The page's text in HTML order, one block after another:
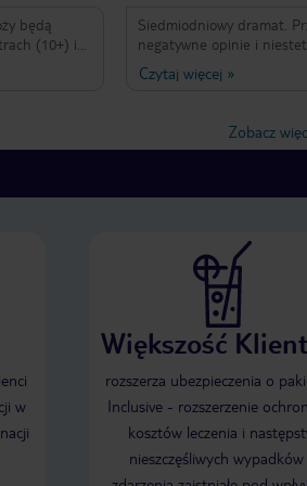
będą
(10+) i
na
płacono).
świetności
jednak
z Polski)
tego
tam swoje
z tym:
to TAK,
- jeśli
na
to NIE,
- jeśli
Siedmiodniowy dramat.
negatywne opinie i
zignorowałam. Hotel nie
przygotowany do
1. Pokoje i korytarze
wykładziny. 2. Zepsute
zimne i stałe to samo nie
zewnętrznego i krytego
remoncie. ZNIENIAJCIE HOTEL. NIE
WIERZCIE ZDJĘCIOM.
Czytaj więcej »
Zobacz
w
Większość
rozszerza ubezpieczenia o
Inclusive - rozszerzenie
kosztów leczenia i
nieszczęśliwych wypadków